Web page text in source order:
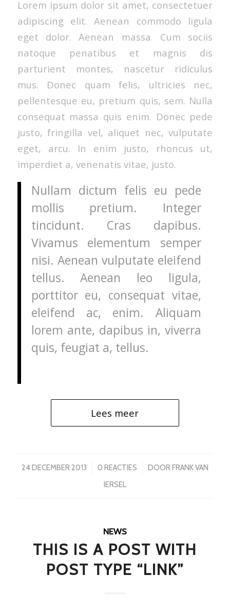
Lorem ipsum dolor sit amet, consectetuer
adipiscing elit. Aenean commodo ligula
eget dolor. Aenean massa. Cum sociis
natoque penatibus et magnis dis
parturient montes, nascetur ridiculus
mus. Donec quam felis, ultricies nec,
pellentesque eu, pretium quis, sem. Nulla
consequat massa quis enim. Donec pede
justo, fringilla vel, aliquet nec, vulputate
eget, arcu. In enim justo, rhoncus ut,
imperdiet a, venenatis vitae, justo.
Nullam dictum felis eu pede
mollis pretium. Integer
tincidunt. Cras dapibus.
Vivamus elementum semper
nisi. Aenean vulputate eleifend
tellus. Aenean leo ligula,
porttitor eu, consequat vitae,
eleifend ac, enim. Aliquam
lorem ante, dapibus in, viverra
quis, feugiat a, tellus.
Lees meer
24 DECEMBER 2013
/ 0 REACTIES
/ DOOR FRANK VAN
IERSEL
NEWS
THIS IS A POST WITH
POST TYPE “LINK”